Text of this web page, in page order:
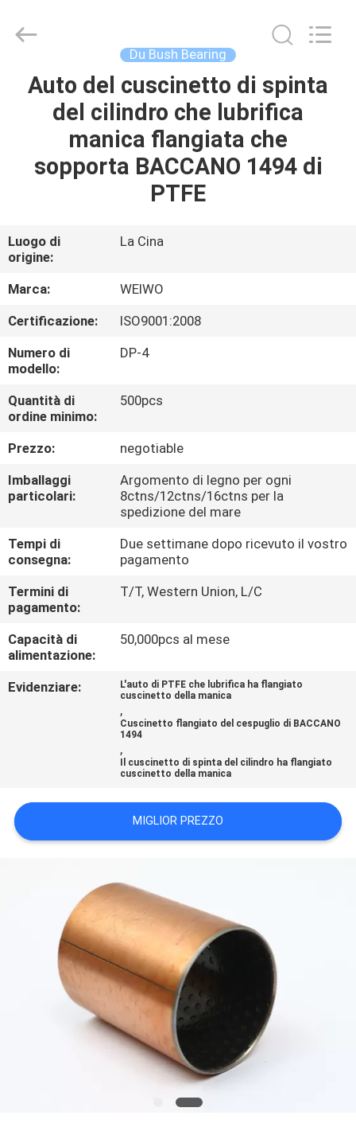
CASA
PRODOTTI
CIRCA
GIRO
DELLA
FABBRICA
CONTROLLO
DI
QUALITÀ
CONTATTICI
UNA
MAPPA
DEL
SITO
Electromechanical
Tech
Reserved.
Du Bush Bearing
Auto del cuscinetto di spinta
del cilindro che lubrifica
manica flangiata che
sopporta BACCANO 1494 di
PTFE
Luogo di
origine:
La Cina
Marca:
WEIWO
Certificazione:
ISO9001:2008
Numero di
modello:
DP-4
Quantità di
ordine minimo:
500pcs
Prezzo:
negotiable
Imballaggi
particolari:
Argomento di legno per ogni
8ctns/12ctns/16ctns per la
spedizione del mare
Tempi di
consegna:
Due settimane dopo ricevuto il vostro
pagamento
Termini di
pagamento:
T/T, Western Union, L/C
Capacità di
alimentazione:
50,000pcs al mese
Evidenziare:
L'auto di PTFE che lubrifica ha flangiato
cuscinetto della manica
,
Cuscinetto flangiato del cespuglio di BACCANO
1494
,
Il cuscinetto di spinta del cilindro ha flangiato
cuscinetto della manica
MIGLIOR PREZZO